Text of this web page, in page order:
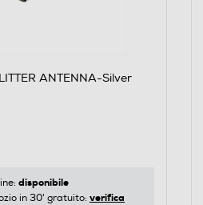
ANTENNA-Silver
disponibile
in 30' gratuito: verifica